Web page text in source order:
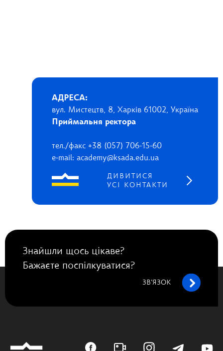
АДРЕСА:
вул. Мистецтв, 8, Харків 61002, Україна
Приймальня ректора
тел./факс +38 (057) 706-15-60
e-mail: academy@ksada.edu.ua
ДИВИТИСЯ
УСІ КОНТАКТИ
Знайшли щось цікаве?
Бажаєте поспілкуватися?
ЗВ’ЯЗОК